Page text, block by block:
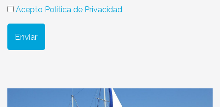
Acepto Política de Privacidad